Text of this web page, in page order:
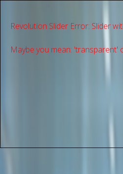
Revolution Slider Error: Slider
Maybe you mean: